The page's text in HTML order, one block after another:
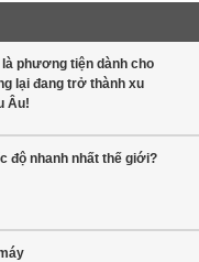
phương tiện dành cho
lại đang trở thành xu
Âu!
độ nhanh nhất thế giới?